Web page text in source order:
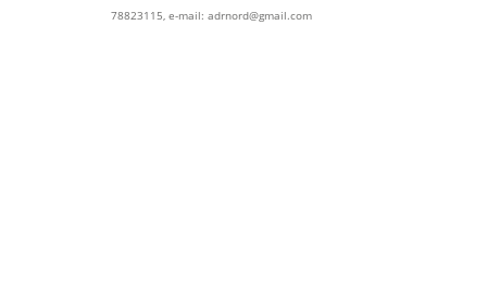
78823115, e-mail:adrnord@gmail.com